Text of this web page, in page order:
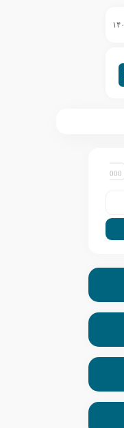
راه‌اندازی VDI (دسکتاپ مجازی)